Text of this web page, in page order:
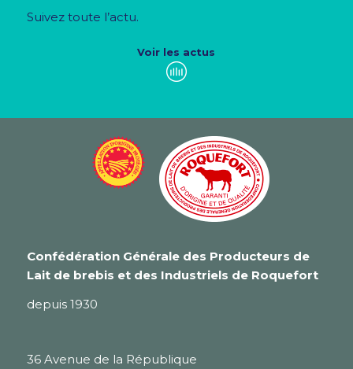
Suivez toute l’actu.
Voir les actus
Confédération Générale des Producteurs de
Lait de brebis et des Industriels de Roquefort
depuis 1930
36 Avenue de la République